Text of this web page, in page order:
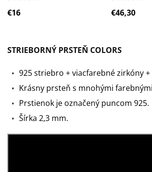
€16 €46,30
STRIEBORNÝ PRSTEŇ COLORS
925 striebro + viacfarebné zirkóny
Krásny prsteň s mnohými
Prstienok je označený puncom 925.
Šírka 2,3 mm.